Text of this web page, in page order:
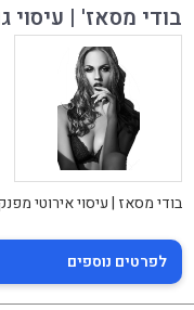
בודי מסאז' |
בודי מסאז | עיסוי אירוטי
לפרטים נוספים